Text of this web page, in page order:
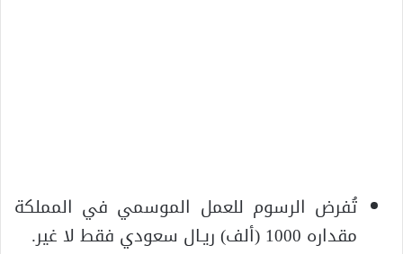
تُفرض الرسوم للعمل الموسمي في المملكة
مقداره 1000 (ألف) ريـال سعودي فقط لا غير.